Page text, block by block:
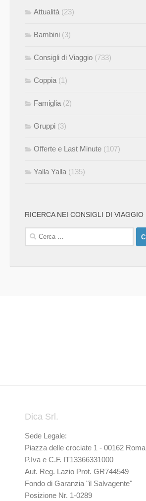
Attualità (23)
Bambini (3)
Consigli di Viaggio (733)
Coppia (1)
Famiglia (2)
Gruppi (3)
Offerte e Last Minute (107)
Yalla Yalla (135)
RICERCA NEI CONSIGLI DI VIAGGIO
Ricerca
per:
Dica Srl.
Sede Legale:
Piazza delle crociate 1 - 00162 Roma
P.Iva e C.F. IT13366331000
Aut. Reg. Lazio Prot. GR744549
Fondo di Garanzia "il Salvagente"
Posizione Nr. 1-0289